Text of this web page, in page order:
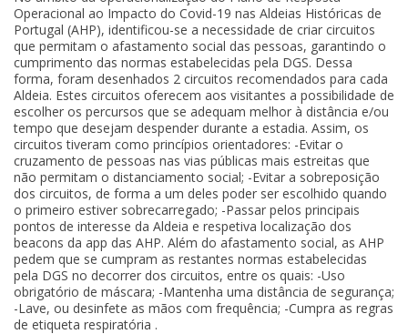
Operacional ao Impacto do Covid-19 nas Aldeias Históricas de
Portugal (AHP), identificou-se a necessidade de criar circuitos
que permitam o afastamento social das pessoas, garantindo o
cumprimento das normas estabelecidas pela DGS. Dessa
forma, foram desenhados 2 circuitos recomendados para cada
Aldeia. Estes circuitos oferecem aos visitantes a possibilidade de
escolher os percursos que se adequam melhor à distância e/ou
tempo que desejam despender durante a estadia. Assim, os
circuitos tiveram como princípios orientadores: -Evitar o
cruzamento de pessoas nas vias públicas mais estreitas que
não permitam o distanciamento social; -Evitar a sobreposição
dos circuitos, de forma a um deles poder ser escolhido quando
o primeiro estiver sobrecarregado; -Passar pelos principais
pontos de interesse da Aldeia e respetiva localização dos
beacons da app das AHP. Além do afastamento social, as AHP
pedem que se cumpram as restantes normas estabelecidas
pela DGS no decorrer dos circuitos, entre os quais: -Uso
obrigatório de máscara; -Mantenha uma distância de segurança;
-Lave, ou desinfete as mãos com frequência; -Cumpra as regras
de etiqueta respiratória .